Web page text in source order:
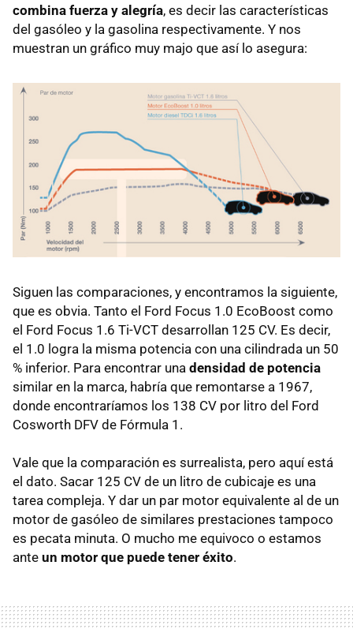
combina fuerza y alegría, es decir las características
del gasóleo y la gasolina respectivamente. Y nos
muestran un gráfico muy majo que así lo asegura:
Siguen las comparaciones, y encontramos la siguiente,
que es obvia. Tanto el Ford Focus 1.0 EcoBoost como
el Ford Focus 1.6 Ti-VCT desarrollan 125 CV. Es decir,
el 1.0 logra la misma potencia con una cilindrada un 50
% inferior. Para encontrar una densidad de potencia
similar en la marca, habría que remontarse a 1967,
donde encontraríamos los 138 CV por litro del Ford
Cosworth DFV de Fórmula 1.
Vale que la comparación es surrealista, pero aquí está
el dato. Sacar 125 CV de un litro de cubicaje es una
tarea compleja. Y dar un par motor equivalente al de un
motor de gasóleo de similares prestaciones tampoco
es pecata minuta. O mucho me equivoco o estamos
ante un motor que puede tener éxito.